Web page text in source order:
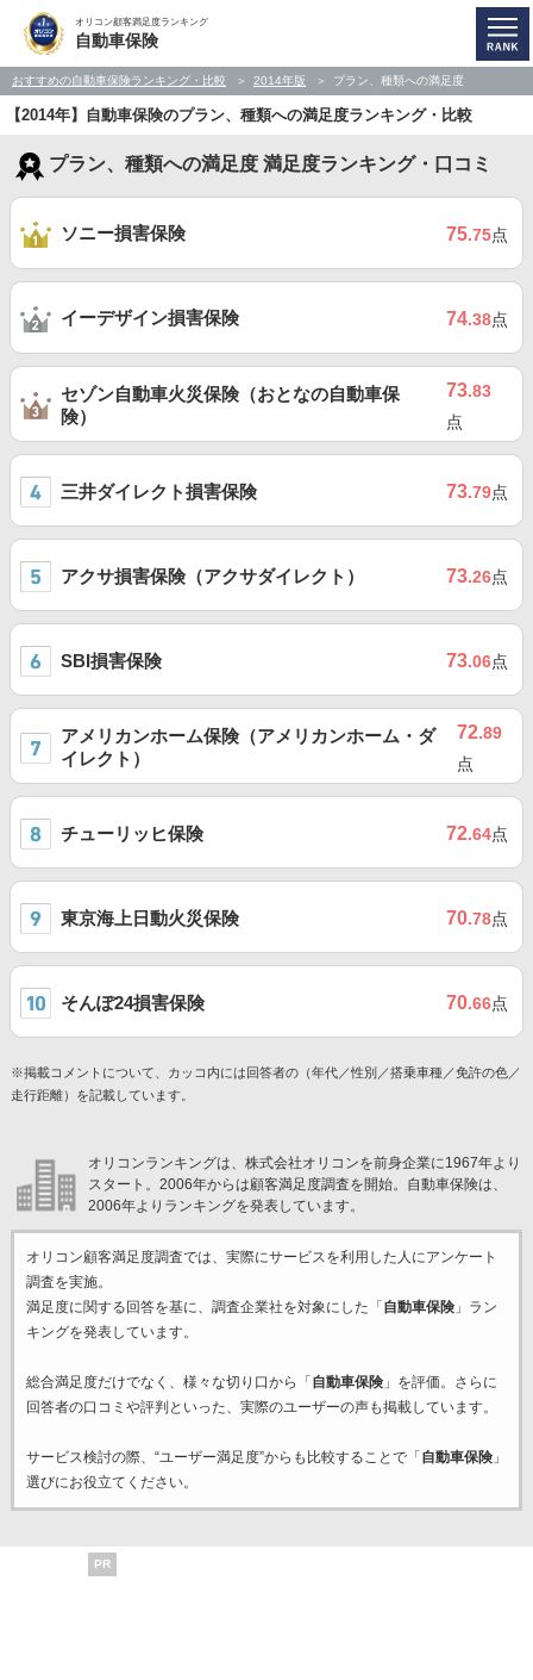
オリコン顧客満足度ランキング
自動車保険
おすすめの自動車保険ランキング・比較 2014年版 プラン、種類への満足度
【2014年】自動車保険のプラン、種類への満足度ランキング・比較
プラン、種類への満足度 満足度ランキング・口コミ
ソニー損害保険 75.75点
イーデザイン損害保険 74.38点
セゾン自動車火災保険（おとなの自動車保
険）
73.83
点
三井ダイレクト損害保険 73.79点
アクサ損害保険（アクサダイレクト） 73.26点
SBI損害保険 73.06点
アメリカンホーム保険（アメリカンホーム・ダ
イレクト）
72.89
点
チューリッヒ保険 72.64点
東京海上日動火災保険 70.78点
そんぽ24損害保険 70.66点
※掲載コメントについて、カッコ内には回答者の（年代／性別／搭乗車種／免許の色／
走行距離）を記載しています。
オリコンランキングは、株式会社オリコンを前身企業に1967年より
スタート。2006年からは顧客満足度調査を開始。自動車保険は、
2006年よりランキングを発表しています。
オリコン顧客満足度調査では、実際にサービスを利用した 人にアンケート
調査を実施。
満足度に関する回答を基に、調査企業社を対象にした「 自動車保険」ラン
キングを発表しています。
総合満足度だけでなく、様々な切り口から「 自動車保険」を評価。さらに
回答者の口コミや評判といった、実際のユーザーの声も掲載しています。
サービス検討の際、“ユーザー満足度”からも比較することで「 自動車保険」
選びにお役立てください。
PR